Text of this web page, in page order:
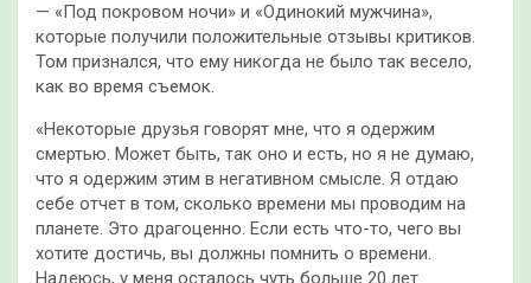
— «Под покровом ночи» и «Одинокий мужчина»,
которые получили положительные отзывы критиков.
Том признался, что ему никогда не было так весело,
как во время съемок.
«Некоторые друзья говорят мне, что я одержим
смертью. Может быть, так оно и есть, но я не думаю,
что я одержим этим в негативном смысле. Я отдаю
себе отчет в том, сколько времени мы проводим на
планете. Это драгоценно. Если есть что-то, чего вы
хотите достичь, вы должны помнить о времени.
Надеюсь, у меня осталось чуть больше 20 лет